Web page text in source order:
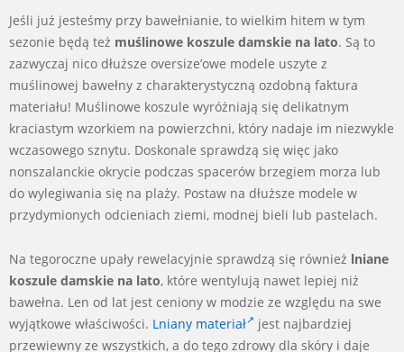
Jeśli już jesteśmy przy bawełnianie, to wielkim hitem w tym
sezonie będą też muślinowe koszule damskie na lato. Są to
zazwyczaj nico dłuższe oversize’owe modele uszyte z
muślinowej bawełny z charakterystyczną ozdobną faktura
materiału! Muślinowe koszule wyróżniają się delikatnym
kraciastym wzorkiem na powierzchni, który nadaje im niezwykle
wczasowego sznytu. Doskonale sprawdzą się więc jako
nonszalanckie okrycie podczas spacerów brzegiem morza lub
do wylegiwania się na plaży. Postaw na dłuższe modele w
przydymionych odcieniach ziemi, modnej bieli lub pastelach.
Na tegoroczne upały rewelacyjnie sprawdzą się również lniane
koszule damskie na lato, które wentylują nawet lepiej niż
bawełna. Len od lat jest ceniony w modzie ze względu na swe
wyjątkowe właściwości. Lniany materiał
jest najbardziej
przewiewny ze wszystkich, a do tego zdrowy dla skóry i daje